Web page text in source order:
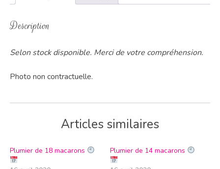
Description
Selon stock disponible. Merci de votre compréhension.
Photo non contractuelle.
Articles similaires
Plumier de 18 macarons Plumier de 14 macarons